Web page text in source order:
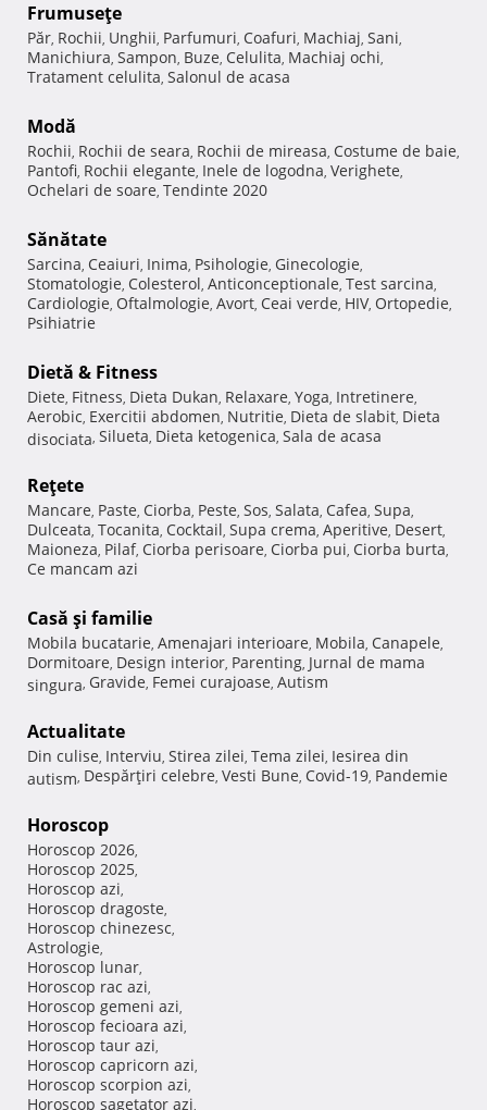
Frumuseţe
Păr, Rochii, Unghii, Parfumuri, Coafuri, Machiaj, Sani,
Manichiura, Sampon, Buze, Celulita, Machiaj ochi,
Tratament celulita, Salonul de acasa
Modă
Rochii, Rochii de seara, Rochii de mireasa, Costume de baie,
Pantofi, Rochii elegante, Inele de logodna, Verighete,
Ochelari de soare, Tendinte 2020
Sănătate
Sarcina, Ceaiuri, Inima, Psihologie, Ginecologie,
Stomatologie, Colesterol, Anticonceptionale, Test sarcina,
Cardiologie, Oftalmologie, Avort, Ceai verde, HIV, Ortopedie,
Psihiatrie
Dietă & Fitness
Diete, Fitness, Dieta Dukan, Relaxare, Yoga, Intretinere,
Aerobic, Exercitii abdomen, Nutritie, Dieta de slabit, Dieta
disociata, Silueta, Dieta ketogenica, Sala de acasa
Reţete
Mancare, Paste, Ciorba, Peste, Sos, Salata, Cafea, Supa,
Dulceata, Tocanita, Cocktail, Supa crema, Aperitive, Desert,
Maioneza, Pilaf, Ciorba perisoare, Ciorba pui, Ciorba burta,
Ce mancam azi
Casă şi familie
Mobila bucatarie, Amenajari interioare, Mobila, Canapele,
Dormitoare, Design interior, Parenting, Jurnal de mama
singura, Gravide, Femei curajoase, Autism
Actualitate
Din culise, Interviu, Stirea zilei, Tema zilei, Iesirea din
autism, Despărţiri celebre, Vesti Bune, Covid-19, Pandemie
Horoscop
Horoscop 2026,
Horoscop 2025,
Horoscop azi,
Horoscop dragoste,
Horoscop chinezesc,
Astrologie,
Horoscop lunar,
Horoscop rac azi,
Horoscop gemeni azi,
Horoscop fecioara azi,
Horoscop taur azi,
Horoscop capricorn azi,
Horoscop scorpion azi,
Horoscop sagetator azi,